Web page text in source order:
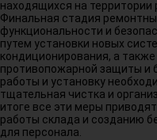
находящихся на территории
Финальная стадия
функциональности и
путем установки новых
кондиционирования, а
противопожарной защиты и
работы и установку
тщательная чистка и
итоге все эти меры
работы склада и созданию
для персонала.